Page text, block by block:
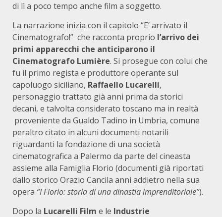
di lì a poco tempo anche film a soggetto.
La narrazione inizia con il capitolo “E’ arrivato il
Cinematografo!” che racconta proprio l’arrivo dei
primi apparecchi che anticiparono il
Cinematografo Lumière. Si prosegue con colui che
fu il primo regista e produttore operante sul
capoluogo siciliano, Raffaello Lucarelli,
personaggio trattato già anni prima da storici
decani, e talvolta considerato toscano ma in realtà
proveniente da Gualdo Tadino in Umbria, comune
peraltro citato in alcuni documenti notarili
riguardanti la fondazione di una società
cinematografica a Palermo da parte del cineasta
assieme alla Famiglia Florio (documenti già riportati
dallo storico Orazio Cancila anni addietro nella sua
opera “I Florio: storia di una dinastia imprenditoriale”).
Dopo la Lucarelli Film e le Industrie